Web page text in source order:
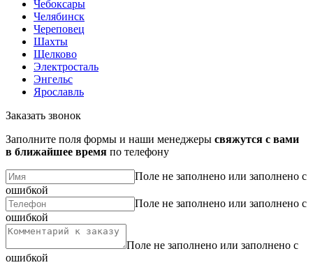
Чебоксары
Челябинск
Череповец
Шахты
Щелково
Электросталь
Энгельс
Ярославль
Заказать звонок
Заполните поля формы и наши менеджеры свяжутся с вами
в ближайшее время по телефону
Поле не заполнено или заполнено с
ошибкой
Поле не заполнено или заполнено с
ошибкой
Поле не заполнено или заполнено с
ошибкой